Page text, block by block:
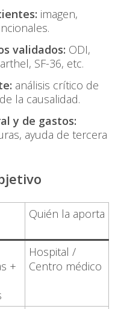
imagen,
validados: ODI,
SF-36, etc.
análisis crítico de
la causalidad.
y de gastos:
ayuda de tercera
Quién la aporta
+
Hospital /
Centro médico